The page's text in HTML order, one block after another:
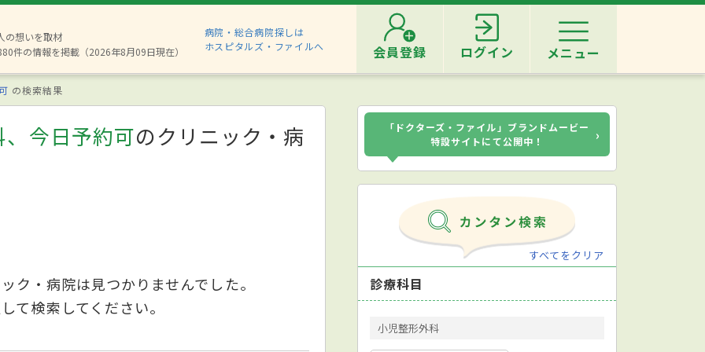
の想いを取材
件の情報を掲載（2026年8月09日現在）
病院・総合病院探しは
ホスピタルズ・ファイルへ
会員登録 ログイン メニュー
の検索結果
今日予約可のクリニック・病
ク・病院は見つかりませんでした。
て検索してください。
「ドクターズ・ファイル」ブランドムービー
特設サイトにて公開中！
›
すべてをクリア
診療科目
小児整形外科